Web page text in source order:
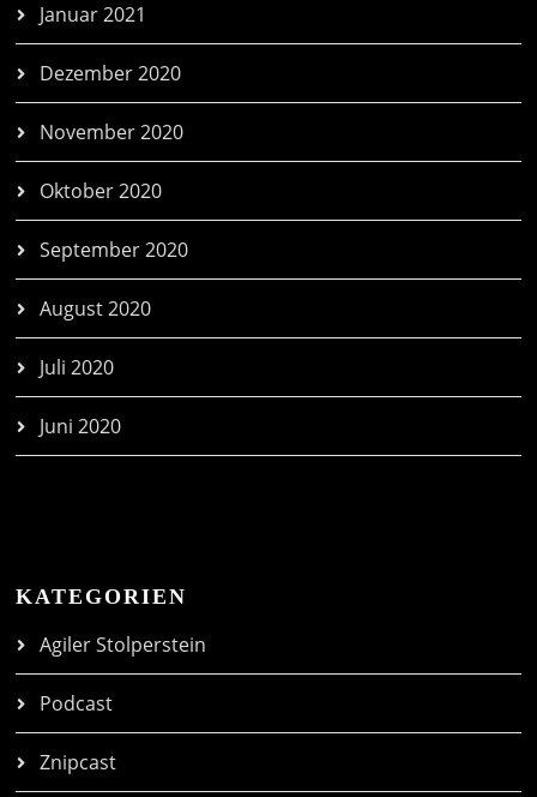
Januar 2021
Dezember 2020
November 2020
Oktober 2020
September 2020
August 2020
Juli 2020
Juni 2020
KATEGORIEN
Agiler Stolperstein
Podcast
Znipcast